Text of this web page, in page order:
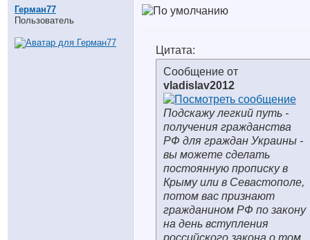
Герман77
Пользователь
Цитата:
Сообщение от
vladislav2012
Подскажу легкий путь -
получения гражданства
РФ для граждан Украины -
вы можете сделать
постоянную прописку в
Крыму или в Севастополе,
потом вас признают
гражданином РФ по закону
на день вступления
российского закона о том,